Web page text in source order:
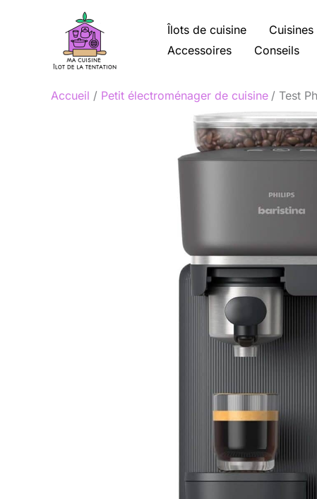
Îlots de cuisine
Accessoires
Conseils
Accueil Petit électroménager de cuisine Test